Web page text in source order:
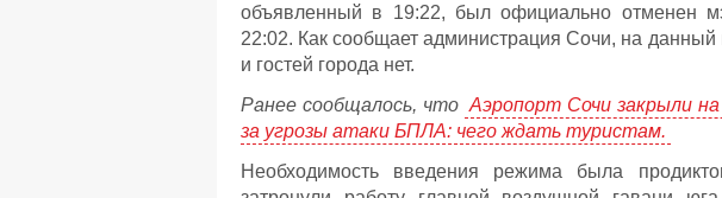
объявленный в 19:22, был официально отменен
22:02. Как сообщает администрация Сочи, на
и гостей города нет.
Ранее сообщалось, что Аэропорт Сочи закрыли
за угрозы атаки БПЛА: чего ждать туристам.
Необходимость введения режима была